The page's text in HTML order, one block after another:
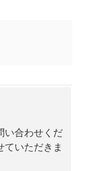
い合わせくだ
ていただきま